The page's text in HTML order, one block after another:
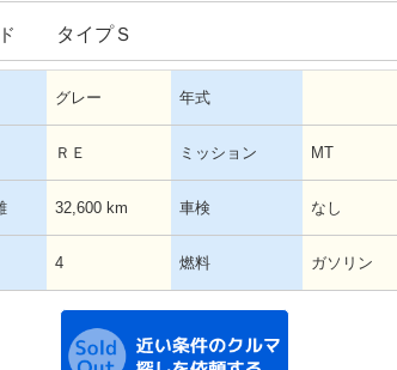
タイプＳ
グレー 年式
ＲＥ ミッション MT
32,600 km 車検 なし
4 燃料 ガソリン